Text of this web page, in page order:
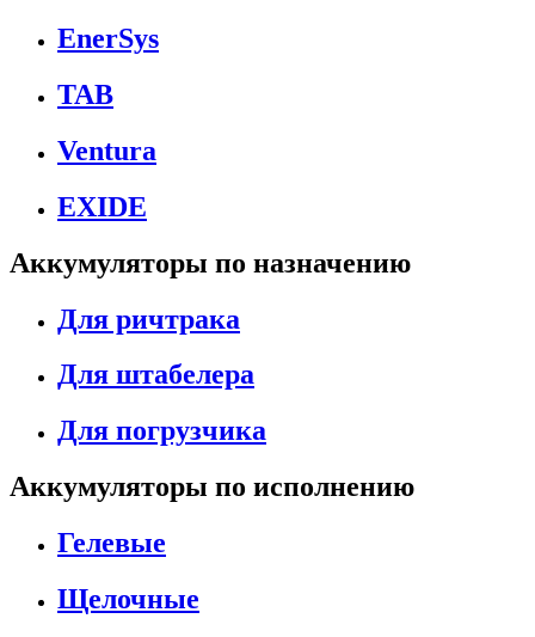
EnerSys
TAB
Ventura
EXIDE
Аккумуляторы по назначению
Для ричтрака
Для штабелера
Для погрузчика
Аккумуляторы по исполнению
Гелевые
Щелочные